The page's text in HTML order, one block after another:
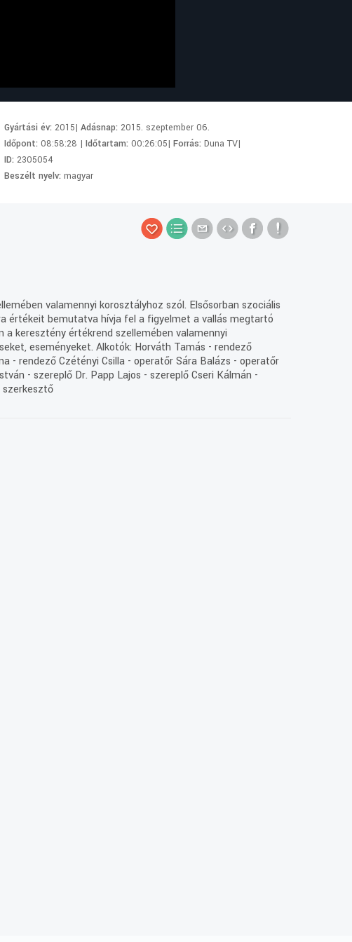
Gyártási év:2015|Adásnap:2015. szeptember 06.
Időpont:08:58:28 |Időtartam:00:26:05|Forrás:Duna TV|
ID:2305054
Beszélt nyelv:magyar
valamennyi korosztályhoz szól. Elsősorban szociális
értékeit bemutatva hívja fel a figyelmet a vallás megtartó
a keresztény értékrend szellemében valamennyi
eseményeket. Alkotók: Horváth Tamás - rendező
- rendező Czétényi Csilla - operatőr Sára Balázs - operatőr
- szereplő Dr. Papp Lajos - szereplő Cseri Kálmán -
szerkesztő